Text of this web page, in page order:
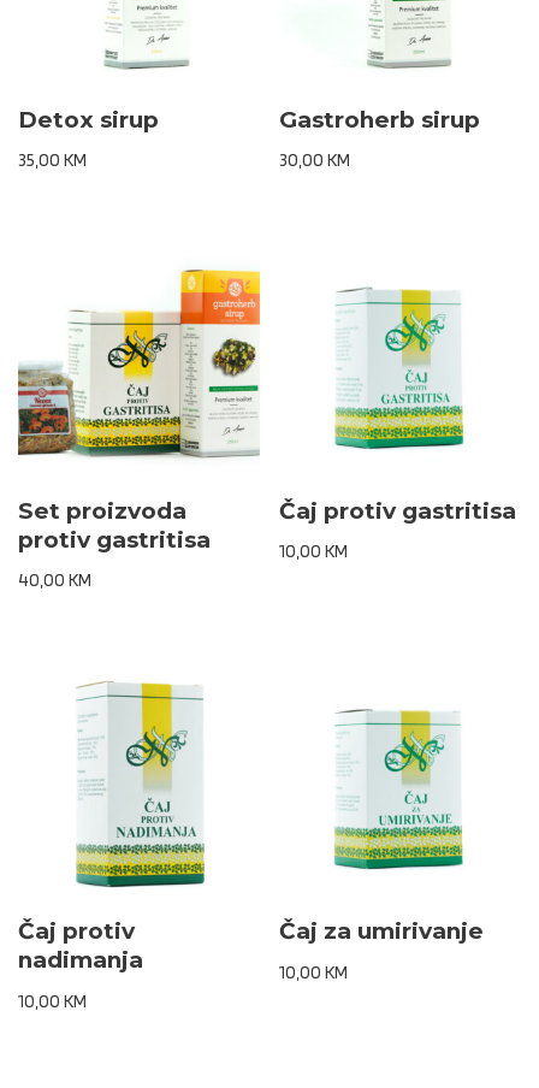
Detox sirup
35,00 KM
Gastroherb sirup
30,00KM
Set proizvoda
protiv gastritisa
40,00 KM
Čaj protiv gastritisa
10,00KM
Čaj protiv
nadimanja
10,00 KM
Čaj za umirivanje
10,00KM